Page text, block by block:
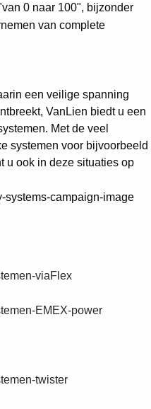
0 naar 100", bijzonder
van complete
een veilige spanning
VanLien biedt u een
Met de veel
systemen voor bijvoorbeeld
u ook in deze situaties op